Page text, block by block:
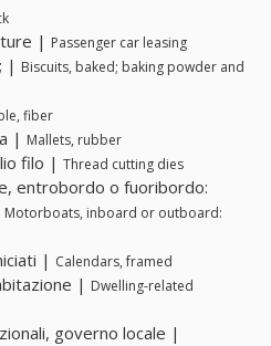
| Passenger car leasing
| Biscuits, baked; baking powder and
fiber
| Mallets, rubber
filo | Thread cutting dies
entrobordo o fuoribordo:
Motorboats, inboard or outboard:
| Calendars, framed
| Dwelling-related
governo locale |